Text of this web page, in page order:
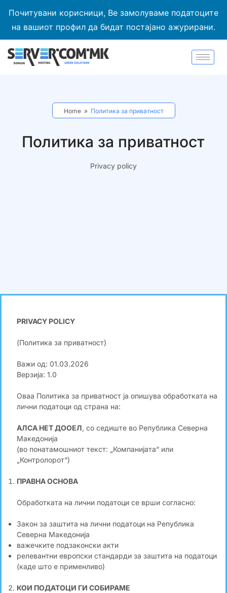
Почитувани корисници, Ве замолуваме податоците
на вашиот профил да бидат постајано ажурирани.
Home» Политика за приватност
Политика за приватност
Privacy policy
PRIVACY POLICY
(Политика за приватност)
Важи од: 01.03.2026
Верзија: 1.0
Оваа Политика за приватност ја опишува обработката на
лични податоци од страна на:
АЛСА НЕТ ДООЕЛ, со седиште во Република Северна
Македонија
(во понатамошниот текст: „Компанијата“ или
„Контролорот“)
ПРАВНА ОСНОВА
Обработката на лични податоци се врши согласно:
Закон за заштита на лични податоци на Република
Северна Македонија
важечките подзаконски акти
релевантни европски стандарди за заштита на податоци
(каде што е применливо)
КОИ ПОДАТОЦИ ГИ СОБИРАМЕ